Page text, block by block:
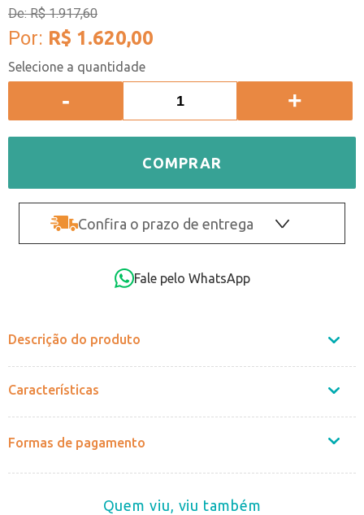
De:R$ 1.917,60
Por: R$ 1.620,00
- +
COMPRAR
Confira o prazo de entrega
Fale pelo WhatsApp
Descrição do produto
Características
Formas de pagamento
Quem viu, viu também